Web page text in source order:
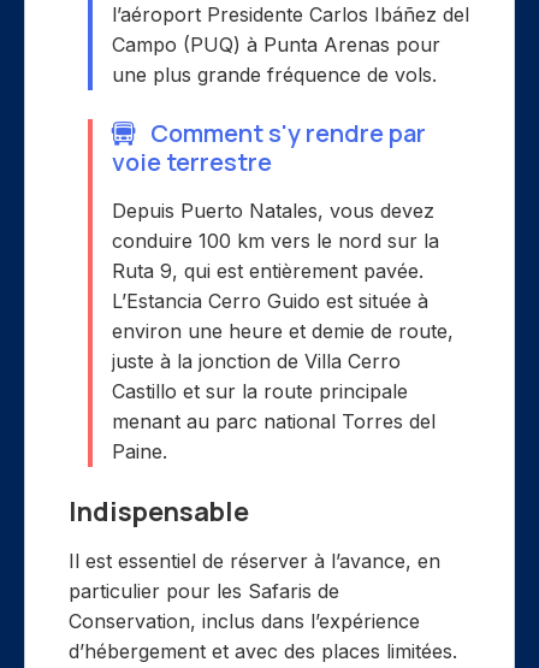
l’aéroport Presidente Carlos Ibáñez del
Campo (PUQ) à Punta Arenas pour
une plus grande fréquence de vols.
Comment s'y rendre par
voie terrestre
Depuis Puerto Natales, vous devez
conduire 100 km vers le nord sur la
Ruta 9, qui est entièrement pavée.
L’Estancia Cerro Guido est située à
environ une heure et demie de route,
juste à la jonction de Villa Cerro
Castillo et sur la route principale
menant au parc national Torres del
Paine.
Indispensable
Il est essentiel de réserver à l’avance, en
particulier pour les Safaris de
Conservation, inclus dans l’expérience
d’hébergement et avec des places limitées.